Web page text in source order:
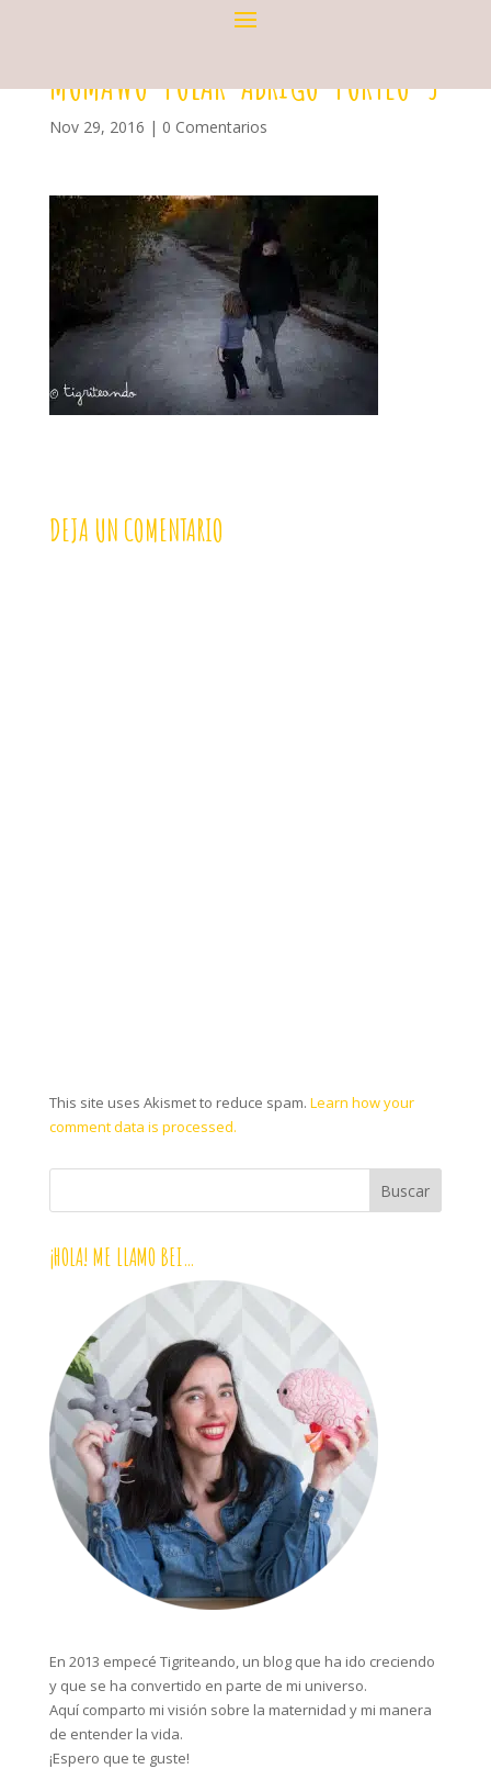
MOMAWO-POLAR-ABRIGO-PORTEO-3
Nov 29, 2016 | 0 Comentarios
DEJA UN COMENTARIO
This site uses Akismet to reduce spam. Learn how your
comment data is processed.
¡HOLA! ME LLAMO BEI…
En 2013 empecé Tigriteando, un blog que ha ido creciendo
y que se ha convertido en parte de mi universo.
Aquí comparto mi visión sobre la maternidad y mi manera
de entender la vida.
¡Espero que te guste!